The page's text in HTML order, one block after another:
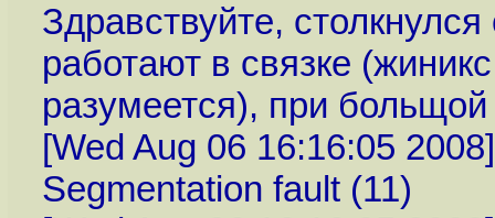
Здравствуйте,
работают в связке
разумеется), при
[Wed Aug 06 16:16:05
Segmentation fault (11)